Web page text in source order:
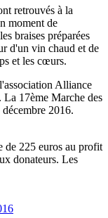
retrouvés à la
moment de
braises préparées
d'un vin chaud et de
et les cœurs.
Alliance
La 17ème Marche des
décembre 2016.
de 225 euros au profit
donateurs. Les